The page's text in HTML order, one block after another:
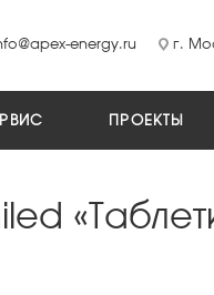
energy.ru г.
ПРОЕКТЫ